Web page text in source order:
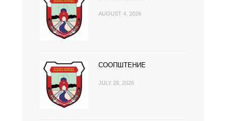
AUGUST 4, 2026
СООПШТЕНИЕ
JULY 28, 2026